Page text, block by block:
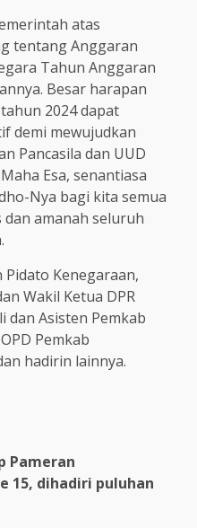
atas
tentang Anggaran
Tahun Anggaran
Besar harapan
2024 dapat
demi mewujudkan
Pancasila dan UUD
Esa, senantiasa
Nya bagi kita semua
amanah seluruh
Kenegaraan,
Wakil Ketua DPR
dan Asisten Pemkab
Pemkab
hadirin lainnya.
Pameran
15, dihadiri puluhan